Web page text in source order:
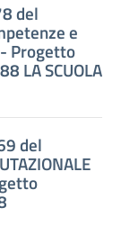
del
e
Progetto
LA SCUOLA
del